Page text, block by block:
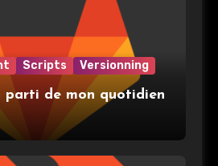
Scripts Versionning
de mon quotidien